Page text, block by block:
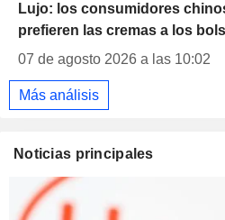
Lujo: los consumidores
prefieren las cremas a los
07 de agosto 2026 a las 10:02
Más análisis
Noticias principales